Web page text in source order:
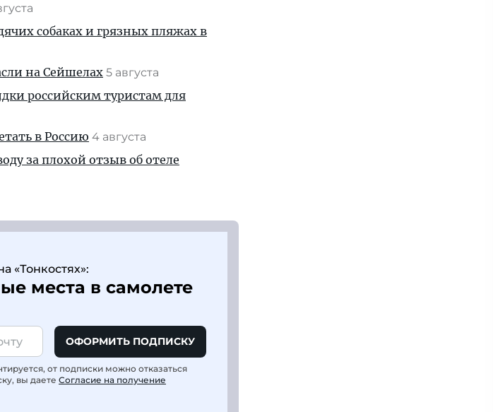
собаках и грязных пляжах в
на Сейшелах 5 августа
российским туристам для
в Россию 4 августа
за плохой отзыв об отеле
«Тонкостях»:
места в самолете
ОФОРМИТЬ ПОДПИСКУ
от подписки можно отказаться
вы даете Согласие на получение